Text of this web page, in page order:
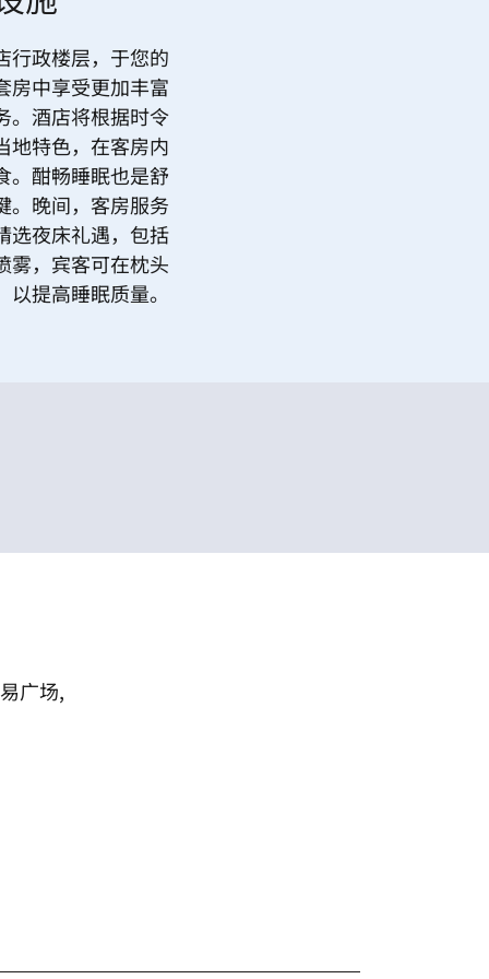
行政楼层，于您的
房中享受更加丰富
。酒店将根据时令
地特色，在客房内
。酣畅睡眠也是舒
。晚间，客房服务
选夜床礼遇，包括
雾，宾客可在枕头
提高睡眠质量。
广场,